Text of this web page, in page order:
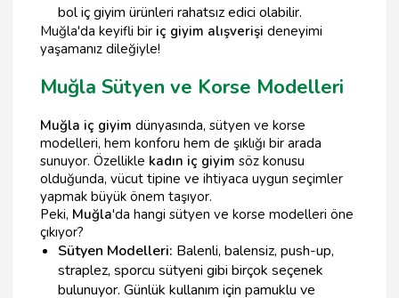
bol iç giyim ürünleri rahatsız edici olabilir.
Muğla'da keyifli bir iç giyim alışverişi deneyimi
yaşamanız dileğiyle!
Muğla Sütyen ve Korse Modelleri
Muğla iç giyim dünyasında, sütyen ve korse
modelleri, hem konforu hem de şıklığı bir arada
sunuyor. Özellikle kadın iç giyim söz konusu
olduğunda, vücut tipine ve ihtiyaca uygun seçimler
yapmak büyük önem taşıyor.
Peki, Muğla'da hangi sütyen ve korse modelleri öne
çıkıyor?
Sütyen Modelleri: Balenli, balensiz, push-up,
straplez, sporcu sütyeni gibi birçok seçenek
bulunuyor. Günlük kullanım için pamuklu ve